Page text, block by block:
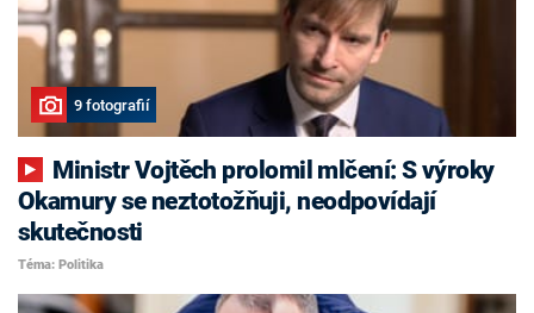
9 fotografií
Okamury se neztotožňuji, neodpovídají
skutečnosti
Téma: Politika